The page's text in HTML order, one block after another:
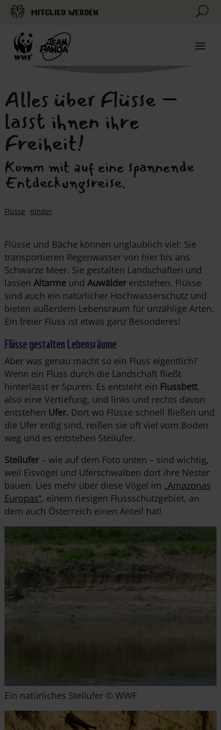
MITGLIED WERDEN U
© by Anton Vorauer
Alles über Flüsse –
lasst ihnen ihre
Freiheit!
Komm mit auf eine spannende
Entdeckungsreise.
Flüsse Kinder
Flüsse und Bäche können unglaublich viel: Sie
transportieren Regenwasser von hier bis ans
Schwarze Meer. Sie gestalten Landschaften und
lassen Altarmeund Auwälderentstehen. Flüsse
sind auch ein natürlicher Hochwasserschutz und
bieten außerdem Lebensraum für unzählige Arten.
Ein freier Fluss ist etwas ganz Besonderes!
Flüsse gestalten Lebensräume
Aber was genau macht so ein Fluss eigentlich?
Wenn ein Fluss durch die Landschaft fließt
hinterlässt er Spuren. Es entsteht ein Flussbett,
also eine Vertiefung, und links und rechts davon
entstehen Ufer. Dort wo Flüsse schnell fließen und
die Ufer erdig sind, reißen sie oft viel vom Boden
weg und es entstehen Steilufer.
Steilufer– wie auf dem Foto unten – sind wichtig,
weil Eisvögel und Uferschwalben dort ihre Nester
bauen. Lies mehr über diese Vögel im „Amazonas
Europas“, einem riesigen Flussschutzgebiet, an
dem auch Österreich einen Anteil hat!
Ein natürliches Steilufer © WWF